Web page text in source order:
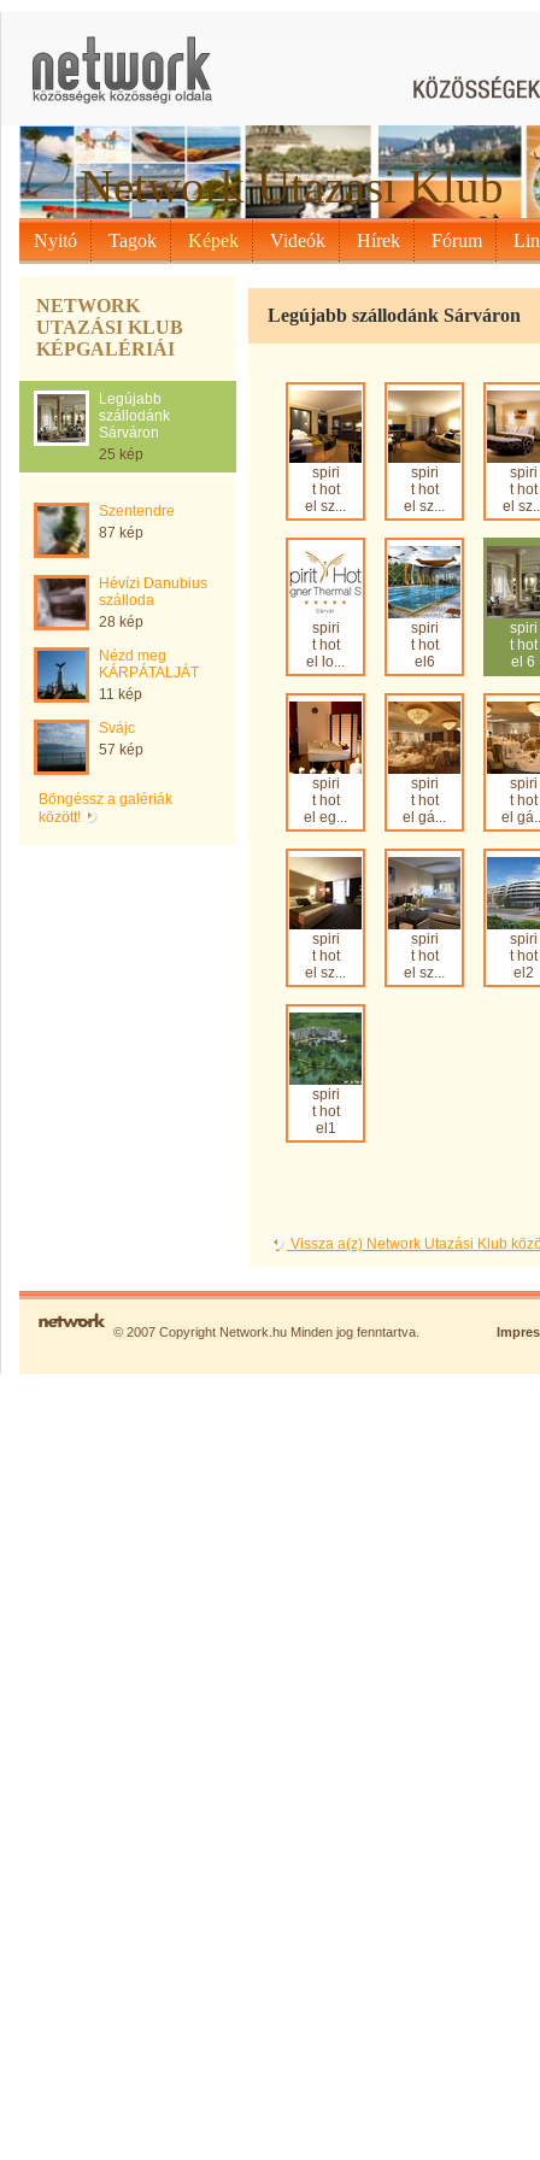
Network Utazási Klub
Nyitó Tagok Képek Videók Hírek Fórum
NETWORK
UTAZÁSI KLUB
KÉPGALÉRIÁI
Legújabb
szállodánk
Sárváron
25 kép
Szentendre
87 kép
Hévízi Danubius
szálloda
28 kép
Nézd meg
KÁRPÁTALJÁT
11 kép
Svájc
57 kép
Böngéssz a galériák
között!
Legújabb szállodánk Sárváron
spiri
t hot
el sz...
spiri
t hot
el sz...
spiri
t hot
el
spiri
t hot
el lo...
spiri
t hot
el6
spiri
t hot
el 6
spiri
t hot
el eg...
spiri
t hot
el gá...
spiri
t hot
el
spiri
t hot
el sz...
spiri
t hot
el sz...
spiri
t hot
el2
spiri
t hot
el1
Vissza a(z) Network Utazási Klub
© 2007 Copyright Network.hu Minden jog fenntartva.